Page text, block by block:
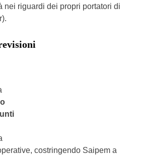
nei riguardi dei propri portatori di
costringendo Saipem a